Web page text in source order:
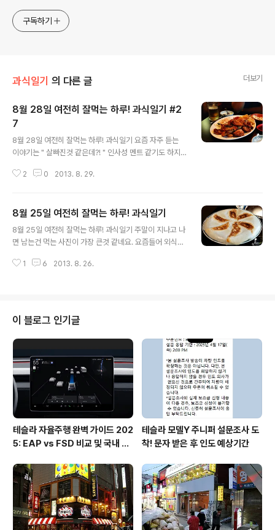
구독하기
과식일기 의 다른 글 더보기
8월 28일 여전히 잘먹는 하루! 과식일기 #2
7
8월 28일 여전히 잘먹는 하루! 과식일기 요즘 자주 듣는
이야기는 " 살빠진것 같은데?! " 인사성 멘트 같기도 하지
빠진상황! ▲ 홍대 / 꼬꼬순이 홍대에서 치맥이라고 하면
면 요즘에는 크림생맥주라고 거품도 이쁘게 따라주는 집들
이 많은데.. 옛날 호프집 맥주라는게 조금은 아쉽네요! ▲
홍대 / 스키타모리 입가심을 하고 가야한다면서 빙수집을
말 .. 빙수먹을 의지를 꺽어버림! 빙빙빙은 영업종류.. 아쉬
2 0 2013. 8. 29.
8월 25일 여전히 잘먹는 하루! 과식일기
8월 25일 여전히 잘먹는 하루! 과식일기 주말이 지나고 나
면 남는건 먹는 사진이 가장 큰것 같네요. 요즘들어 외식이
는것 같아요 . ㅠ.ㅠ ▲ 우리집 "TV에 나온 비빔면이 맛있
모양이 영... -_- 안먹고 싶게 생겼다! ▲ 뒹굴뒹굴 하다가
급! 생일집으로 출동.. 풍부한 성량으로 노래를 불러주고 싶
었지만 소소하게 사진만 몇장 찍었네요! 그런데 생일집 음
식이 너무 소소하다! 물론 시간은 이미 11시가 넘은 시간이
기는 했지만! ㅋㅋ ▲ 연남동 / 옥타 미로식당과 옥타를 고
민하..
1 6 2013. 8. 26.
이 블로그 인기글
테슬라 자율주행 완벽 가이드 202
5: EAP vs FSD 비교 및 국내 사
테슬라 모델Y 주니퍼 설문조사 도
착! 문자 받은 후 인도 예상기간